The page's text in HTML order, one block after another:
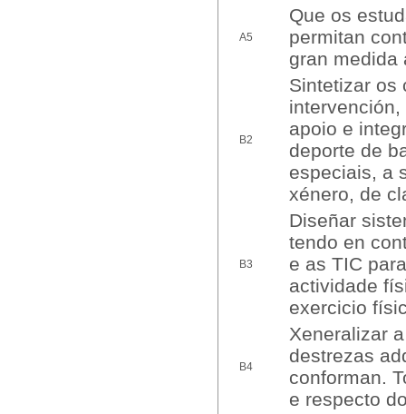
A5
Que os
permitan
gran medida
B2
Sintetizar os
apoio e
deporte de
especiais, a
xénero, de
B3
Diseñar
tendo en
e as TIC
actividade
exercicio
B4
Xeneralizar
destrezas
conforman.
e respecto